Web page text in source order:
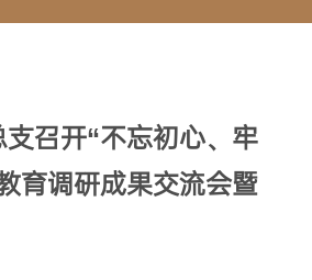
召开“不忘初心、牢
育调研成果交流会暨